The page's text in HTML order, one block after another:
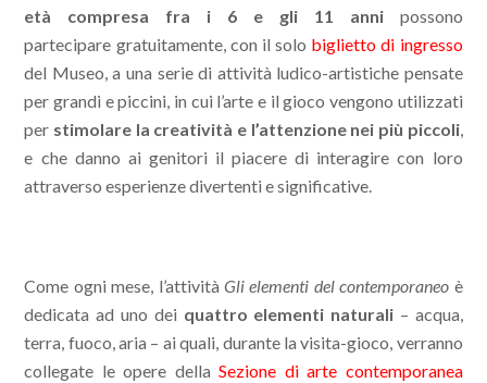
età compresa fra i 6 e gli 11 annipossono
partecipare gratuitamente, con il solo biglietto di ingresso
del Museo, a una serie di attività ludico-artistiche pensate
per grandi e piccini, in cui l’arte e il gioco vengono utilizzati
per stimolare la creatività e l’attenzione nei più piccoli,
e che danno ai genitori il piacere di interagire con loro
attraverso esperienze divertenti e significative.
Come ogni mese, l’attività Gli elementi del contemporaneo è
dedicata ad uno dei quattro elementi naturali – acqua,
terra, fuoco, aria – ai quali, durante la visita-gioco, verranno
collegate le opere dellaSezione di arte contemporanea